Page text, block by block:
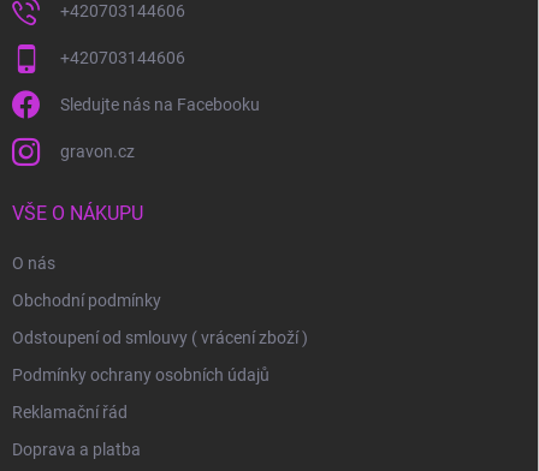
+420703144606
+420703144606
Sledujte nás na Facebooku
gravon.cz
VŠE O NÁKUPU
O nás
Obchodní podmínky
Odstoupení od smlouvy ( vrácení zboží )
Podmínky ochrany osobních údajů
Reklamační řád
Doprava a platba